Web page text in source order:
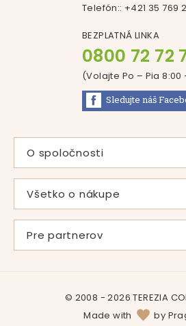
Telefón:: +421 35 769
BEZPLATNÁ LINKA
0800 72 72
(Volajte Po – Pia 8:00
Sledujte náš
O spoločnosti
Príbeh pani Svátovej
Vlastná výroba
Produkty
Kontakt
Všetko o nákupe
Časté otázky
Doprava a platba
Reklamačný poriadok
Pre partnerov
Veľkoobchodná spolupráca
© 2008 - 2026 TEREZIA
Made with
by